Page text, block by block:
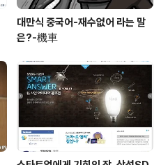
대만식 중국어-재수없어 라는 말
은?-機車